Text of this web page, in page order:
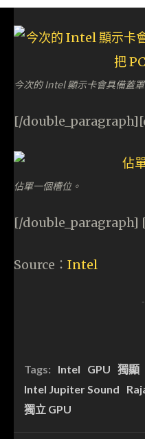
今次的 Intel 顯示卡會具備蓋
[/
佔單一個槽位。
[/double_paragraph]
Source： Intel
Tags: Intel GPU 獨顯
Intel Jupiter Sound
獨立 GPU